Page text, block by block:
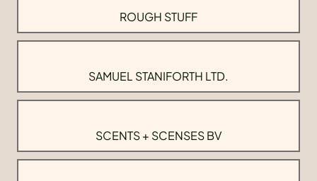
ROUGH STUFF
SAMUEL STANIFORTH LTD.
SCENTS + SCENSES BV